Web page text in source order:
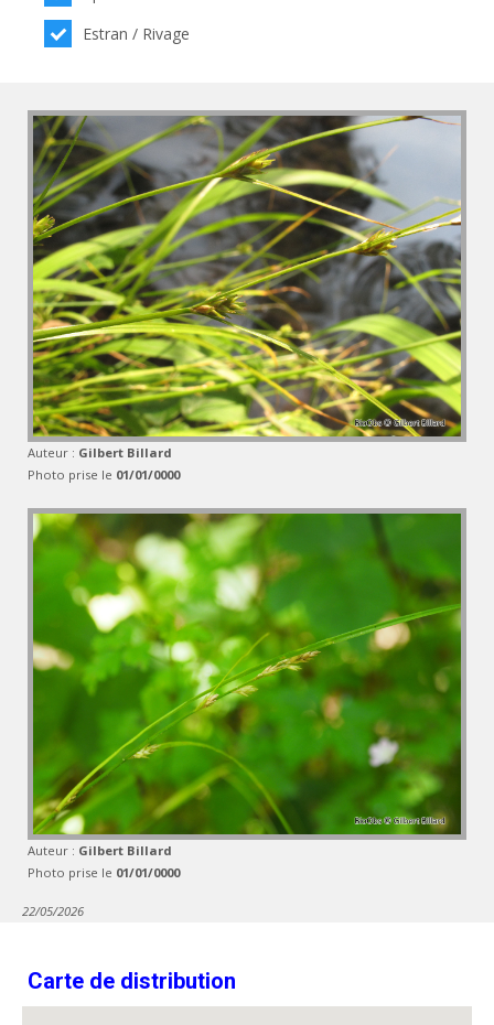
Estran / Rivage
Auteur : Gilbert Billard
Photo prise le 01/01/0000
Auteur : Gilbert Billard
Photo prise le 01/01/0000
22/05/2026
Carte de distribution